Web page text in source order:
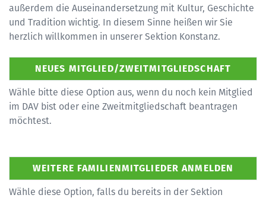
außerdem die Auseinandersetzung mit Kultur, Geschichte
und Tradition wichtig. In diesem Sinne heißen wir Sie
herzlich willkommen in unserer Sektion Konstanz.
Wähle bitte diese Option aus, wenn du noch kein Mitglied
im DAV bist oder eine Zweitmitgliedschaft beantragen
möchtest.
Wähle diese Option, falls du bereits in der Sektion